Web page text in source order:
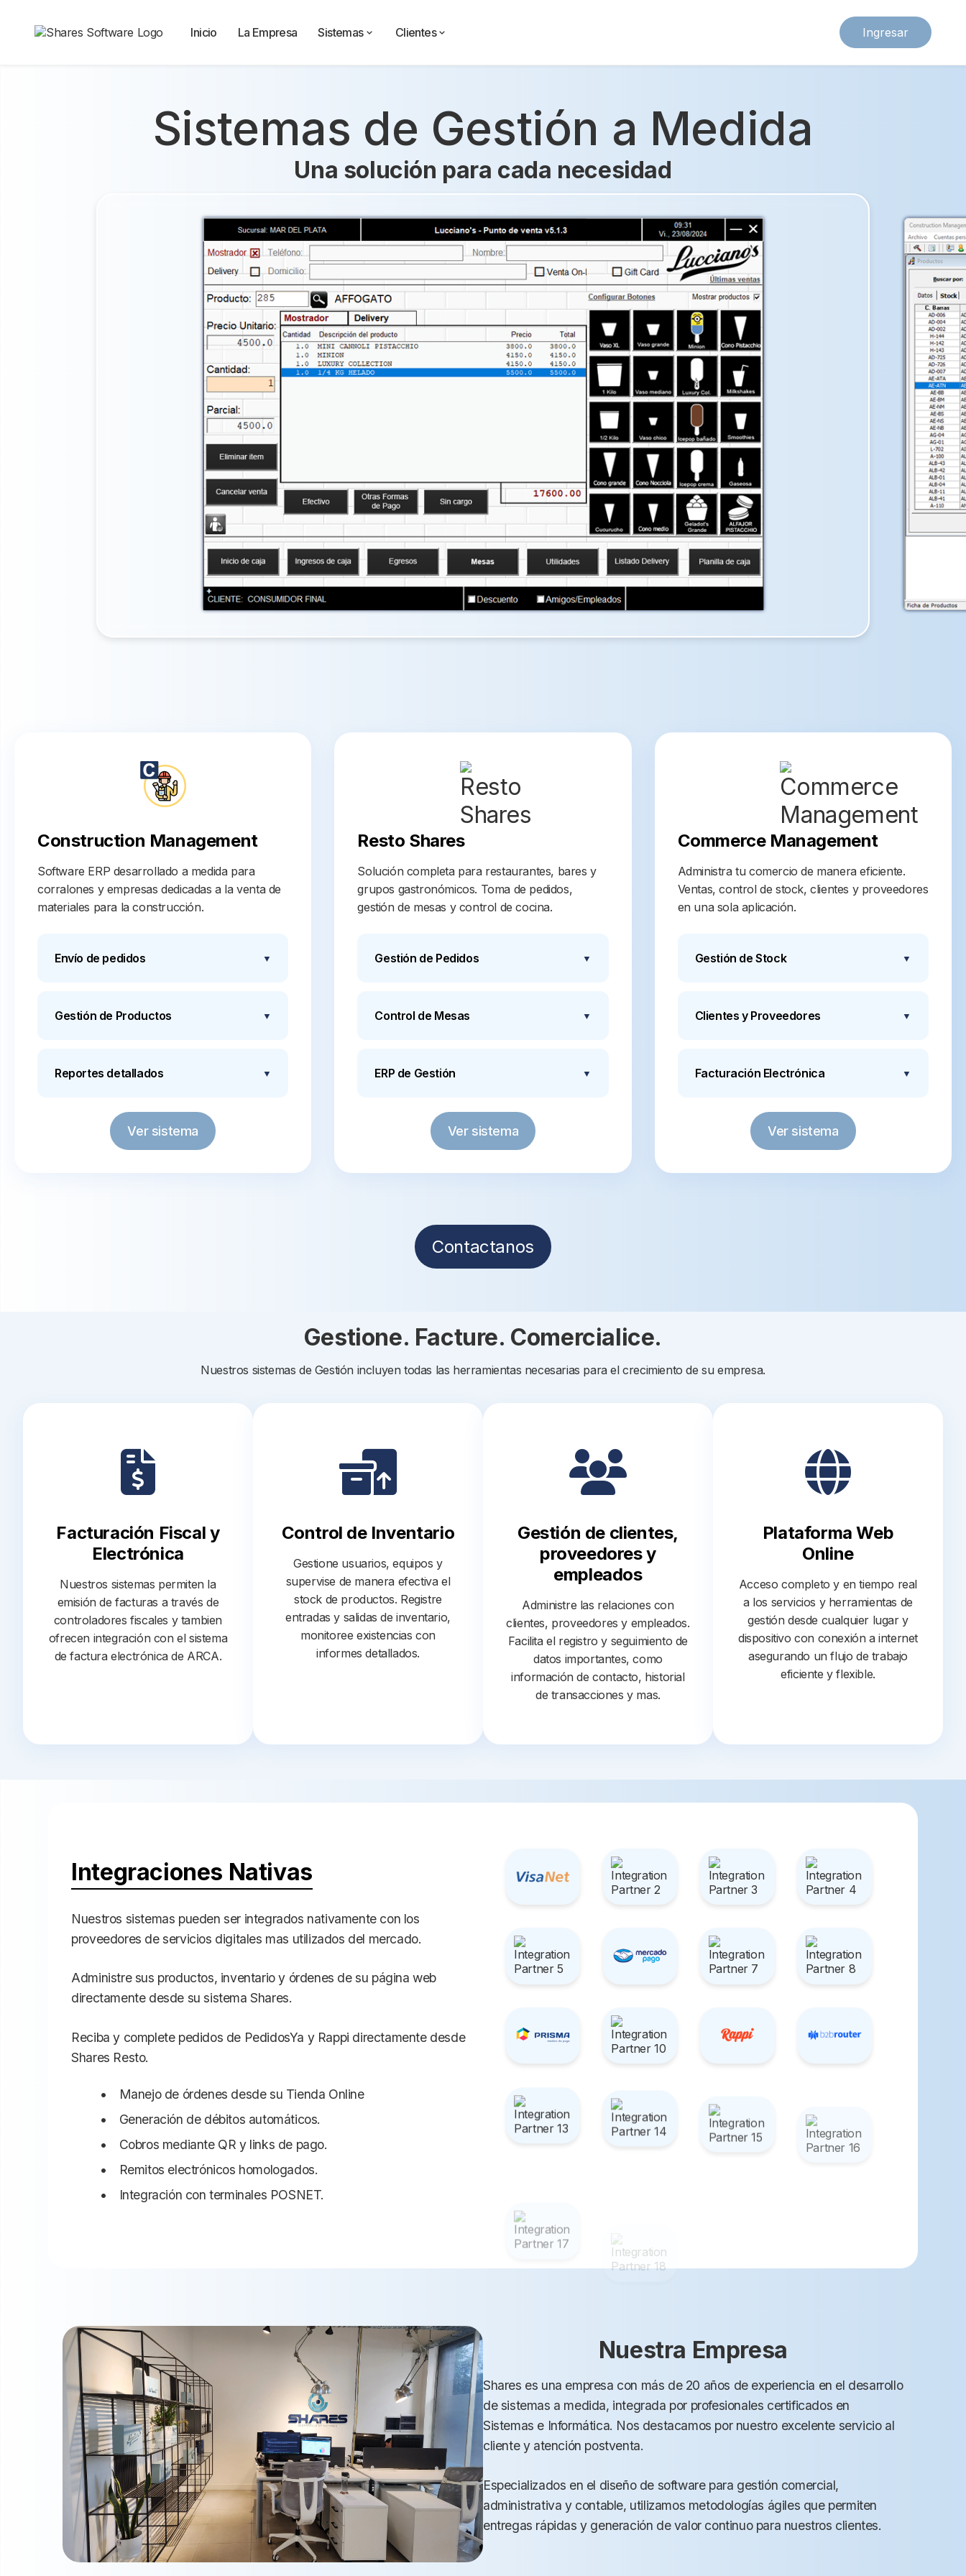
Inicio La Empresa Sistemas Clientes Ingresar
Sistemas de Gestión a Medida
Una solución para cada necesidad
Construction Management
Software ERP desarrollado a medida para
corralones y empresas dedicadas a la venta de
materiales para la construcción.
Envío de pedidos ▼
Gestión de Productos ▼
Reportes detallados ▼
stock, ventas y muchos mas.
Ver sistema
Resto Shares
Solución completa para restaurantes, bares y
grupos gastronómicos. Toma de pedidos,
gestión de mesas y control de cocina.
Gestión de Pedidos ▼
Control de Mesas ▼
ERP de Gestión ▼
integración y control de sucursales propias y
Ver sistema
Commerce Management
Administra tu comercio de manera eficiente.
Ventas, control de stock, clientes y proveedores
en una sola aplicación.
Gestión de Stock ▼
Clientes y Proveedores ▼
Facturación Electrónica ▼
fácilmente. Ademas adaptable a cualquier
controlador fiscal del mercado.
Ver sistema
Contactanos
Gestione. Facture. Comercialice.
Nuestros sistemas de Gestión incluyen todas las herramientas necesarias para el crecimiento de su empresa.
Facturación Fiscal y
Electrónica
Nuestros sistemas permiten la
emisión de facturas a través de
controladores fiscales y tambien
ofrecen integración con el sistema
de factura electrónica de ARCA.
Control de Inventario
Gestione usuarios, equipos y
supervise de manera efectiva el
stock de productos. Registre
entradas y salidas de inventario,
monitoree existencias con
informes detallados.
Gestión de clientes,
proveedores y
empleados
Administre las relaciones con
clientes, proveedores y empleados.
Facilita el registro y seguimiento de
datos importantes, como
información de contacto, historial
de transacciones y mas.
Plataforma Web
Online
Acceso completo y en tiempo real
a los servicios y herramientas de
gestión desde cualquier lugar y
dispositivo con conexión a internet
asegurando un flujo de trabajo
eficiente y flexible.
Integraciones Nativas
Nuestros sistemas pueden ser integrados nativamente con los
proveedores de servicios digitales mas utilizados del mercado.
Administre sus productos, inventario y órdenes de su página web
directamente desde su sistema Shares.
Reciba y complete pedidos de PedidosYa y Rappi directamente desde
Shares Resto.
Manejo de órdenes desde su Tienda Online
Generación de débitos automáticos.
Cobros mediante QR y links de pago.
Remitos electrónicos homologados.
Integración con terminales POSNET.
Nuestra Empresa
Shares es una empresa con más de 20 años de experiencia en el desarrollo
de sistemas a medida, integrada por profesionales certificados en
Sistemas e Informática. Nos destacamos por nuestro excelente servicio al
cliente y atención postventa.
Especializados en el diseño de software para gestión comercial,
administrativa y contable, utilizamos metodologías ágiles que permiten
entregas rápidas y generación de valor continuo para nuestros clientes.